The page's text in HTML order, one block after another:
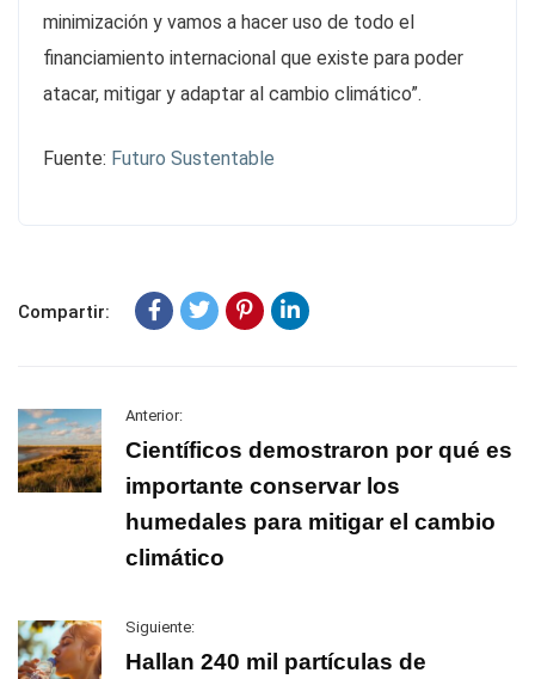
minimización y vamos a hacer uso de todo el
financiamiento internacional que existe para poder
atacar, mitigar y adaptar al cambio climático”.
Fuente: Futuro Sustentable
Compartir:
Anterior:
Científicos demostraron por qué es
importante conservar los
humedales para mitigar el cambio
climático
Siguiente:
Hallan 240 mil partículas de